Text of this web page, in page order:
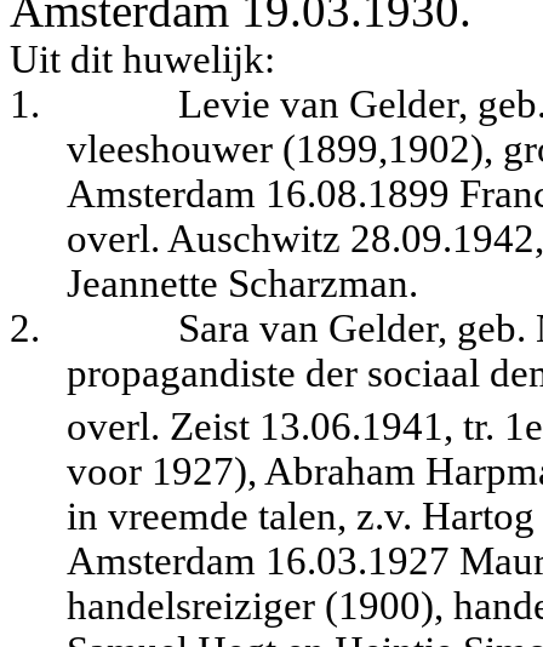
Uit dit huwelijk:
1.
Levie van Gelder,
vleeshouwer (1899,1902),
Amsterdam 16.08.1899
overl. Auschwitz
Jeannette Scharzman.
2.
Sara van Gelder,
propagandiste der sociaal
overl. Zeist 13.06.1941, tr.
voor 1927), Abraham
in vreemde talen, z.v.
Amsterdam 16.03.1927
handelsreiziger (1900),